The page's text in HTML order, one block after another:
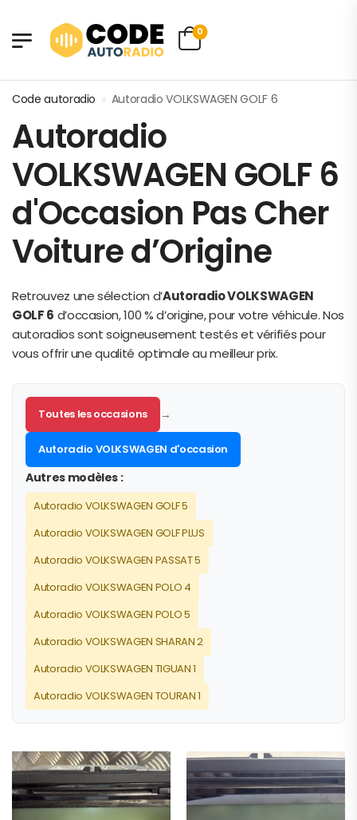
0
Code autoradio » Autoradio VOLKSWAGEN GOLF 6
Autoradio
VOLKSWAGEN GOLF 6
d'Occasion Pas Cher
Voiture d’Origine
Retrouvez une sélection d’Autoradio VOLKSWAGEN
GOLF 6 d’occasion, 100 % d’origine, pour votre véhicule. Nos
autoradios sont soigneusement testés et vérifiés pour
vous offrir une qualité optimale au meilleur prix.
Toutes les occasions →
Autoradio VOLKSWAGEN d'occasion
Autres modèles :
Autoradio VOLKSWAGEN GOLF 5
Autoradio VOLKSWAGEN GOLF PLUS
Autoradio VOLKSWAGEN PASSAT 5
Autoradio VOLKSWAGEN POLO 4
Autoradio VOLKSWAGEN POLO 5
Autoradio VOLKSWAGEN SHARAN 2
Autoradio VOLKSWAGEN TIGUAN 1
Autoradio VOLKSWAGEN TOURAN 1